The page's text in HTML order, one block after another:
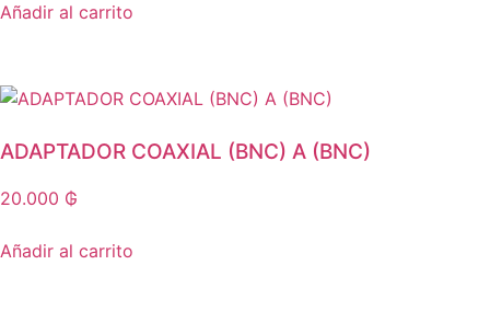
Añadir al carrito
ADAPTADOR COAXIAL (BNC) A (BNC)
20.000 ₲
Añadir al carrito